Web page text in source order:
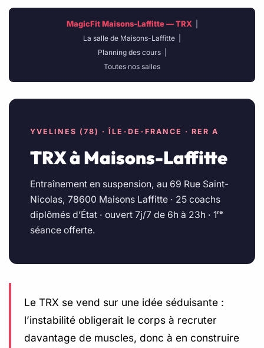
MagicFit Maisons-Laffitte — TRX
La salle de Maisons-Laffitte
Planning des cours|
Toutes nos salles
YVELINES (78) · ÎLE-DE-FRANCE · RER A
TRX à Maisons-Laffitte
Entraînement en suspension, au 69 Rue Saint-
Nicolas, 78600 Maisons Laffitte · 25 coachs
diplômés d’État · ouvert 7j/7 de 6h à 23h · 1ʳᵉ
séance offerte.
Le TRX se vend sur une idée séduisante :
l’instabilité obligerait le corps à recruter
davantage de muscles, donc à en construire